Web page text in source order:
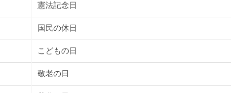
憲法記念日
国民の休日
こどもの日
敬老の日